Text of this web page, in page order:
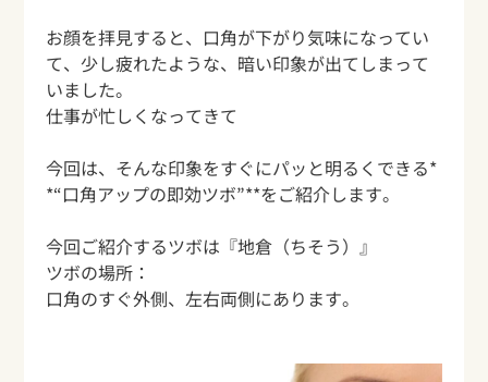
お顔を拝見すると、口角が下がり気味になってい
て、少し疲れたような、暗い印象が出てしまって
いました。
仕事が忙しくなってきて
今回は、そんな印象をすぐにパッと明るくできる*
*“口角アップの即効ツボ”**をご紹介します。
今回ご紹介するツボは『地倉（ちそう）』
ツボの場所：
口角のすぐ外側、左右両側にあります。